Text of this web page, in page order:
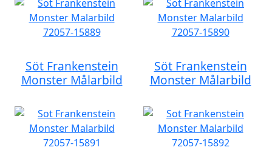
Söt Frankenstein
Monster Målarbild
Söt Frankenstein
Monster Målarbild